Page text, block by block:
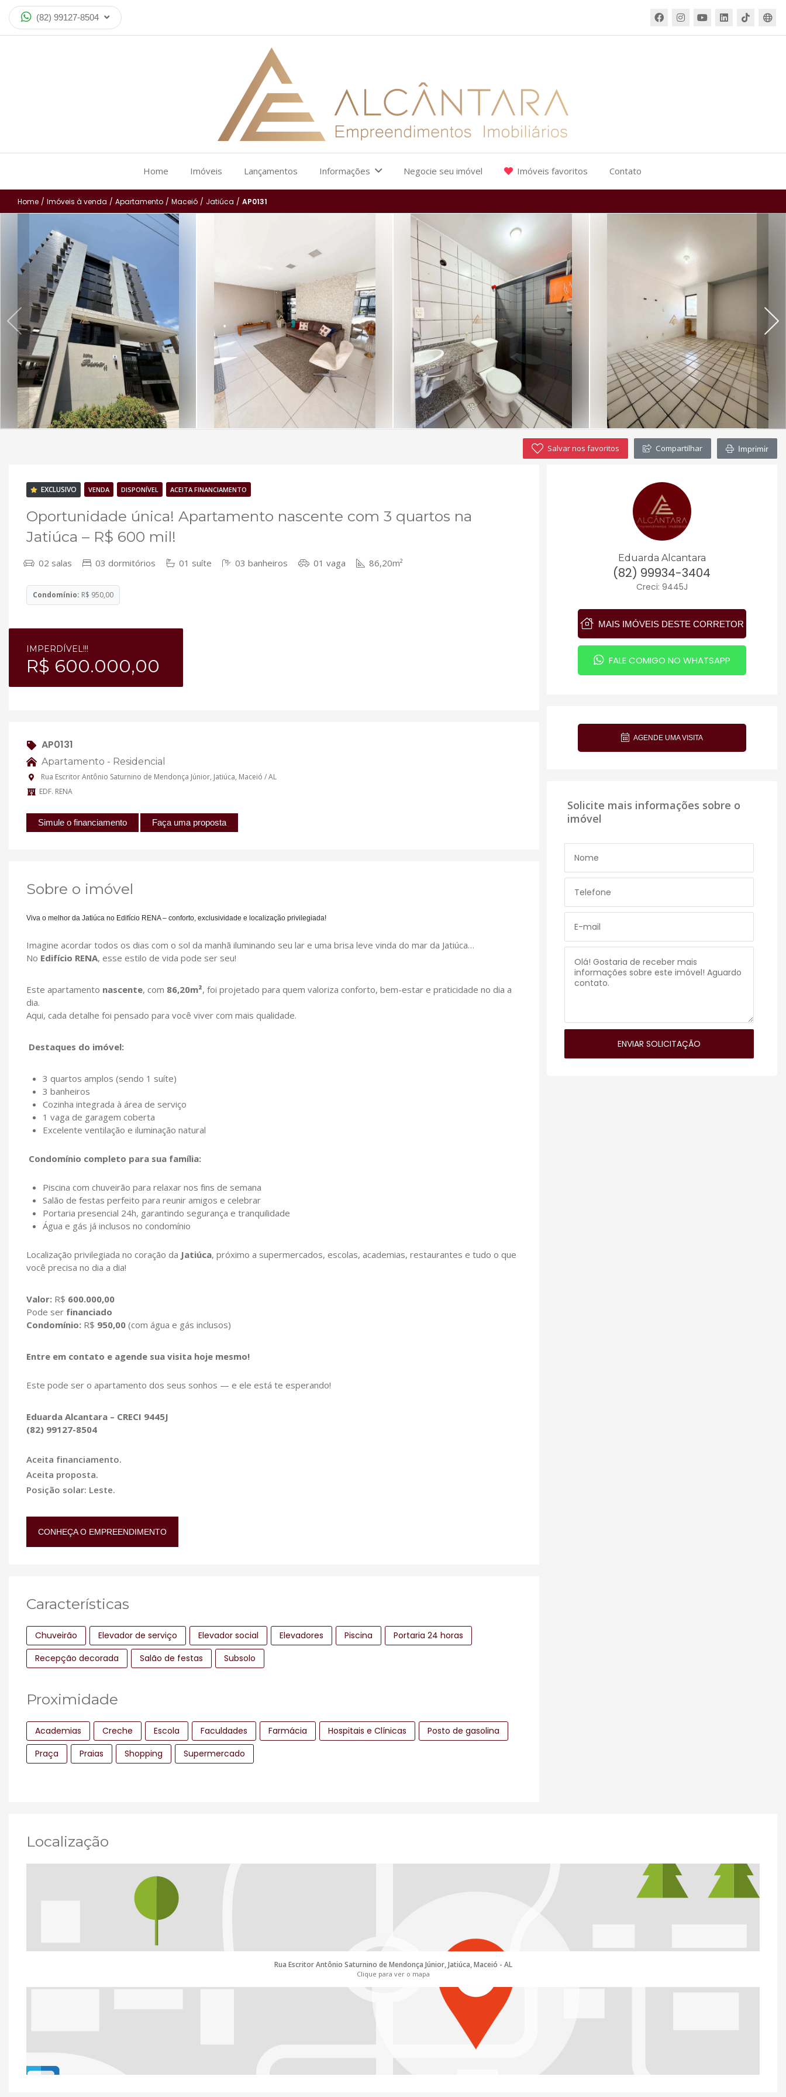
(82) 99127-8504
Home Imóveis Lançamentos Informações Negocie seu imóvel Imóveis favoritos Contato
Home / Imóveis à venda / Apartamento / Maceió / Jatiúca / AP0131
Salvar nos favoritos Compartilhar Imprimir
EXCLUSIVO VENDA DISPONÍVEL ACEITA FINANCIAMENTO
Oportunidade única! Apartamento nascente com 3 quartos na
Jatiúca – R$ 600 mil!
02 salas 03 dormitórios 01 suíte 03 banheiros 01 vaga 86,20m²
Condomínio: R$ 950,00
IMPERDÍVEL!!!
R$ 600.000,00
AP0131
Apartamento - Residencial
Rua Escritor Antônio Saturnino de Mendonça Júnior, Jatiúca, Maceió / AL
EDF. RENA
Simule o financiamento Faça uma proposta
Sobre o imóvel
Viva o melhor da Jatiúca no Edifício RENA – conforto, exclusividade e localização privilegiada!
Imagine acordar todos os dias com o sol da manhã iluminando seu lar e uma brisa leve vinda do mar da Jatiúca…
No Edifício RENA, esse estilo de vida pode ser seu!
Este apartamento nascente, com 86,20m², foi projetado para quem valoriza conforto, bem-estar e praticidade no dia a
dia.
Aqui, cada detalhe foi pensado para você viver com mais qualidade.
Destaques do imóvel:
3 quartos amplos (sendo 1 suíte)
3 banheiros
Cozinha integrada à área de serviço
1 vaga de garagem coberta
Excelente ventilação e iluminação natural
Condomínio completo para sua família:
Piscina com chuveirão para relaxar nos fins de semana
Salão de festas perfeito para reunir amigos e celebrar
Portaria presencial 24h, garantindo segurança e tranquilidade
Água e gás já inclusos no condomínio
Localização privilegiada no coração da Jatiúca, próximo a supermercados, escolas, academias, restaurantes e tudo o que
você precisa no dia a dia!
Valor: R$ 600.000,00
Pode ser financiado
Condomínio: R$ 950,00 (com água e gás inclusos)
Entre em contato e agende sua visita hoje mesmo!
Este pode ser o apartamento dos seus sonhos — e ele está te esperando!
Eduarda Alcantara – CRECI 9445J
(82) 99127-8504
Aceita financiamento.
Aceita proposta.
Posição solar: Leste.
CONHEÇA O EMPREENDIMENTO
Características
Chuveirão Elevador de serviço Elevador social Elevadores Piscina
Portaria 24 horas
Recepção decorada
Salão de festas Subsolo
Proximidade
Academias Creche Escola Faculdades Farmácia Hospitais e Clínicas
Posto de gasolina
Praça
Praias Shopping Supermercado
Eduarda Alcantara
(82) 99934-3404
Creci: 9445J
MAIS IMÓVEIS DESTE CORRETOR
FALE COMIGO NO WHATSAPP
AGENDE UMA VISITA
Solicite mais informações sobre o
imóvel
Localização
Rua Escritor Antônio Saturnino de Mendonça Júnior, Jatiúca, Maceió - AL
Clique para ver o mapa